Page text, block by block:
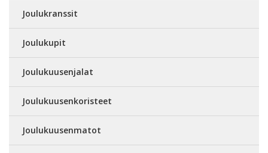
Joulukranssit
Joulukupit
Joulukuusenjalat
Joulukuusenkoristeet
Joulukuusenmatot